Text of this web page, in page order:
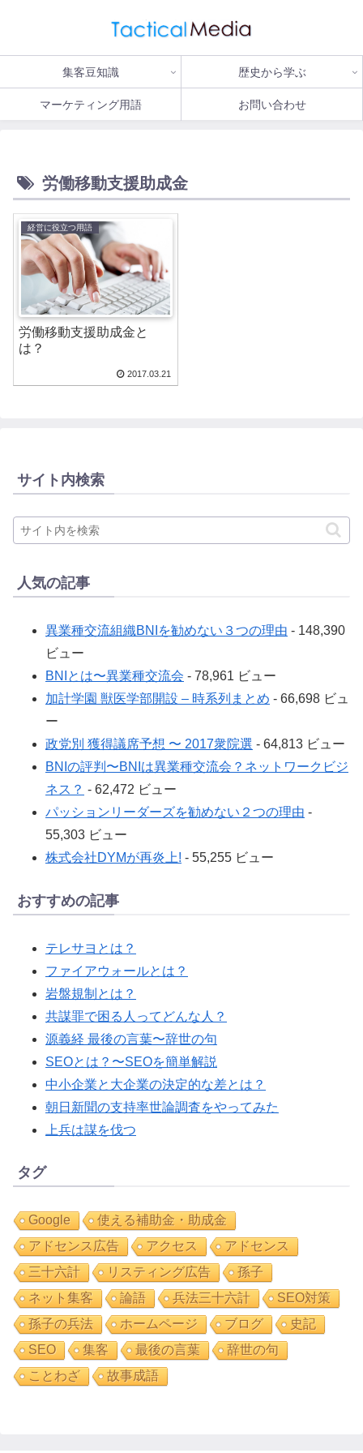
集客豆知識 歴史から学ぶ
マーケティング用語 お問い合わせ
労働移動支援助成金
経営に役立つ用語
労働移動支援助成金と
は？
2017.03.21
サイト内検索
人気の記事
異業種交流組織BNIを勧めない３つの理由 - 148,390
ビュー
BNIとは〜異業種交流会 - 78,961 ビュー
加計学園 獣医学部開設 – 時系列まとめ - 66,698 ビュ
ー
政党別 獲得議席予想 〜 2017衆院選 - 64,813 ビュー
BNIの評判〜BNIは異業種交流会？ネットワークビジ
ネス？ - 62,472 ビュー
パッションリーダーズを勧めない２つの理由 -
55,303 ビュー
株式会社DYMが再炎上! - 55,255 ビュー
おすすめの記事
テレサヨとは？
ファイアウォールとは？
岩盤規制とは？
共謀罪で困る人ってどんな人？
源義経 最後の言葉〜辞世の句
SEOとは？〜SEOを簡単解説
中小企業と大企業の決定的な差とは？
朝日新聞の支持率世論調査をやってみた
上兵は謀を伐つ
タグ
Google
使える補助金・助成金
アドセンス広告
アクセス
アドセンス
三十六計
リスティング広告
孫子
ネット集客
論語 兵法三十六計
SEO対策
孫子の兵法
ホームページ ブログ
史記
SEO
集客 最後の言葉
辞世の句
ことわざ
故事成語